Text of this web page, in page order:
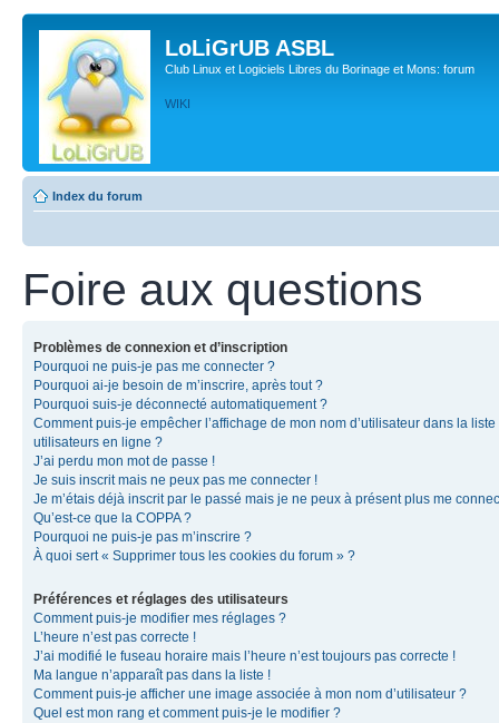
LoLiGrUB ASBL
Club Linux et Logiciels Libres du Borinage et Mons: forum
WIKI
Index du forum
Foire aux questions
Problèmes de connexion et d’inscription
Pourquoi ne puis-je pas me connecter ?
Pourquoi ai-je besoin de m’inscrire, après tout ?
Pourquoi suis-je déconnecté automatiquement ?
Comment puis-je empêcher l’affichage de mon nom d’utilisateur dans la liste
utilisateurs en ligne ?
J’ai perdu mon mot de passe !
Je suis inscrit mais ne peux pas me connecter !
Je m’étais déjà inscrit par le passé mais je ne peux à présent plus me
Qu’est-ce que la COPPA ?
Pourquoi ne puis-je pas m’inscrire ?
À quoi sert « Supprimer tous les cookies du forum » ?
Préférences et réglages des utilisateurs
Comment puis-je modifier mes réglages ?
L’heure n’est pas correcte !
J’ai modifié le fuseau horaire mais l’heure n’est toujours pas correcte !
Ma langue n’apparaît pas dans la liste !
Comment puis-je afficher une image associée à mon nom d’utilisateur ?
Quel est mon rang et comment puis-je le modifier ?